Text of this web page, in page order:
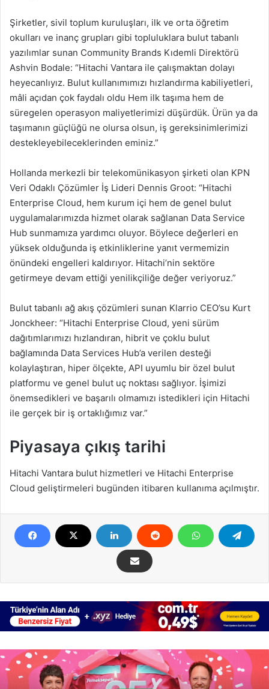
Şirketler, sivil toplum kuruluşları, ilk ve orta öğretim
okulları ve inanç grupları gibi topluluklara bulut tabanlı
yazılımlar sunan Community Brands Kıdemli Direktörü
Ashvin Bodale: “Hitachi Vantara ile çalışmaktan dolayı
heyecanlıyız. Bulut kullanımımızı hızlandırma kabiliyetleri,
mâli açıdan çok faydalı oldu Hem ilk taşıma hem de
süregelen operasyon maliyetlerimizi düşürdük. Ürün ya da
taşımanın güçlüğü ne olursa olsun, iş gereksinimlerimizi
destekleyebileceklerinden eminiz.”
Hollanda merkezli bir telekomünikasyon şirketi olan KPN
Veri Odaklı Çözümler İş Lideri Dennis Groot: “Hitachi
Enterprise Cloud, hem kurum içi hem de genel bulut
uygulamalarımızda hizmet olarak sağlanan Data Service
Hub sunmamıza yardımcı oluyor. Böylece değerleri en
yüksek olduğunda iş etkinliklerine yanıt vermemizin
önündeki engelleri kaldırıyor. Hitachi’nin sektöre
getirmeye devam ettiği yenilikçiliğe değer veriyoruz.”
Bulut tabanlı ağ akış çözümleri sunan Klarrio CEO’su Kurt
Jonckheer: “Hitachi Enterprise Cloud, yeni sürüm
dağıtımlarımızı hızlandıran, hibrit ve çoklu bulut
bağlamında Data Services Hub’a verilen desteği
kolaylaştıran, hiper ölçekte, API uyumlu bir özel bulut
platformu ve genel bulut uç noktası sağlıyor. İşimizi
önemsedikleri ve başarılı olmamızı istedikleri için Hitachi
ile gerçek bir iş ortaklığımız var.”
Piyasaya çıkış tarihi
Hitachi Vantara bulut hizmetleri ve Hitachi Enterprise
Cloud geliştirmeleri bugünden itibaren kullanıma açılmıştır.